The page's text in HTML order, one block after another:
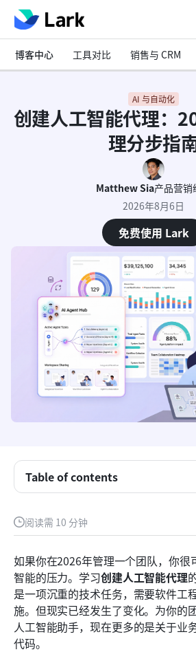
博客中心 工具对比 销售与 CRM
AI 与自动化
创建人工智能代理：
理分步指
Matthew Sia产品营销
2026年8月6日
免费使用 Lark
阅读需 10 分钟
如果你在2026年管理一个团队，你很
智能的压力。学习创建人工智能代理
是一项沉重的技术任务，需要软件工
施。但现实已经发生了变化。为你的
人工智能助手，现在更多的是关于业
代码。
Table of contents
为什么定制AI代理对旗舰（服务
如何创建无需编码的AI代理：平台
分步部署：启动您的第一个代理
现实世界示例：部署一个类似
Lark：一种人工智能部署的综合方
旗舰（服务）中人工智能代理的未
结论
常见问题